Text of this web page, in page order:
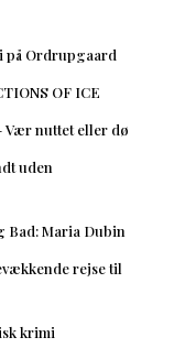
på Ordrupgaard
OF ICE
Vær nuttet eller dø
uden
Bad: Maria Dubin
rejse til
krimi